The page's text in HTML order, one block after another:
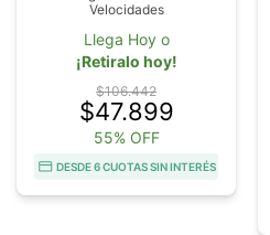
Velocidades
Llega Hoy o
¡Retiralo hoy!
$106.442
$47.899
55% OFF
DESDE 6 CUOTAS SIN INTERÉS